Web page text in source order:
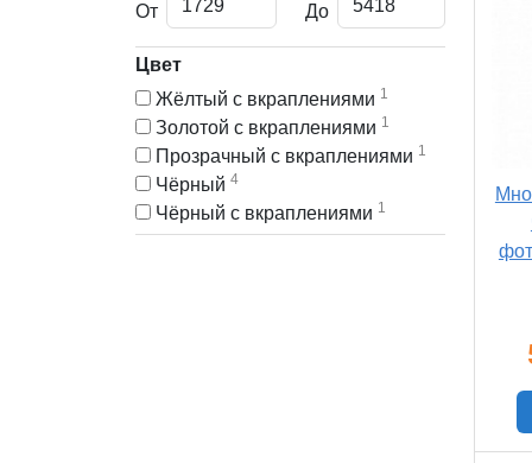
От До
Цвет
Жёлтый с вкраплениями 1
Золотой с вкраплениями 1
Прозрачный с вкраплениями 1
Чёрный 4
Чёрный с вкраплениями 1